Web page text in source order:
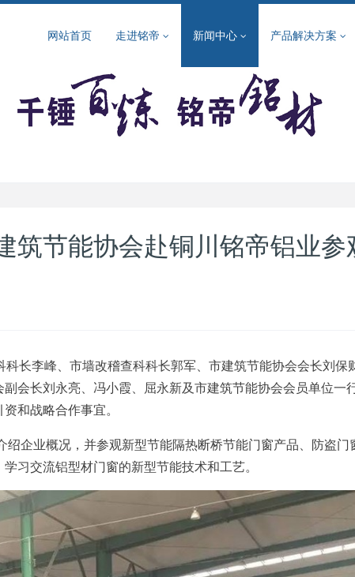
网站首页 走进铭帝 新闻中心 产品解决方案
筑节能协会赴铜川铭帝铝业参
科长李峰、市墙改稽查科科长郭军、市建筑节能协会会长刘保
会长刘永亮、冯小霞、屈永新及市建筑节能协会会员单位一
和战略合作事宜。
绍企业概况，并参观新型节能隔热断桥节能门窗产品、防盗门
习交流铝型材门窗的新型节能技术和工艺。